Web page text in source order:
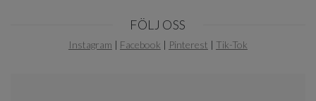
FÖLJ OSS
Instagram | Facebook | Pinterest | Tik-Tok